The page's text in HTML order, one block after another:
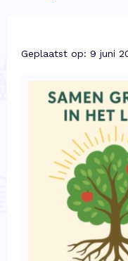
Geplaatst op: 9 juni